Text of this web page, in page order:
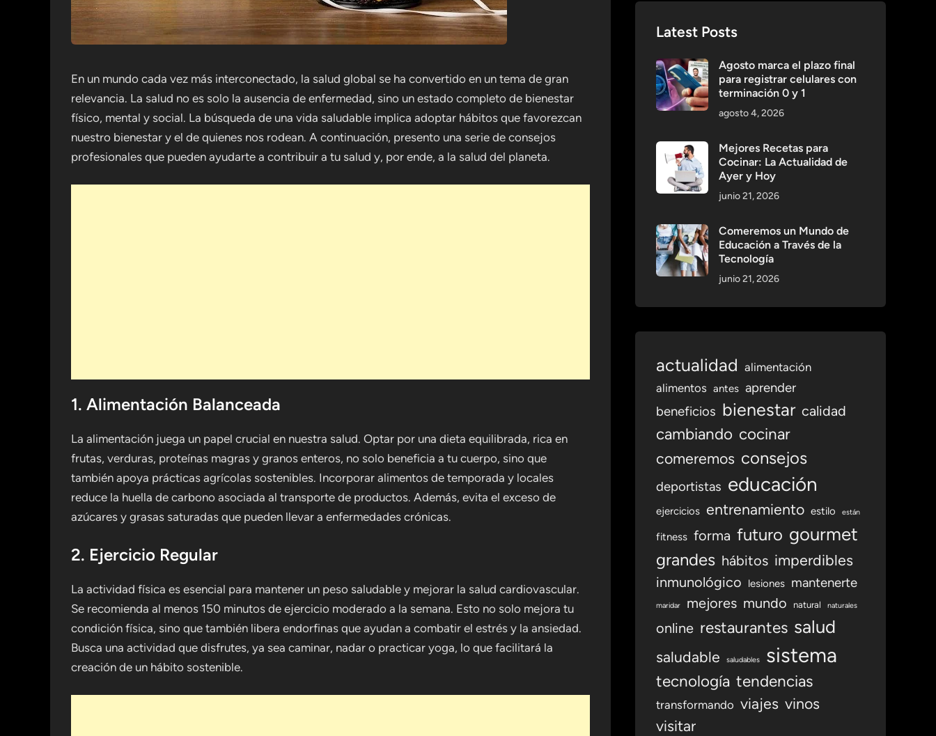
En un mundo cada vez más interconectado, la salud global se ha convertido en un tema de gran
relevancia. La salud no es solo la ausencia de enfermedad, sino un estado completo de bienestar
físico, mental y social. La búsqueda de una vida saludable implica adoptar hábitos que favorezcan
nuestro bienestar y el de quienes nos rodean. A continuación, presento una serie de consejos
profesionales que pueden ayudarte a contribuir a tu salud y, por ende, a la salud del planeta.
1. Alimentación Balanceada
La alimentación juega un papel crucial en nuestra salud. Optar por una dieta equilibrada, rica en
frutas, verduras, proteínas magras y granos enteros, no solo beneficia a tu cuerpo, sino que
también apoya prácticas agrícolas sostenibles. Incorporar alimentos de temporada y locales
reduce la huella de carbono asociada al transporte de productos. Además, evita el exceso de
azúcares y grasas saturadas que pueden llevar a enfermedades crónicas.
2. Ejercicio Regular
La actividad física es esencial para mantener un peso saludable y mejorar la salud cardiovascular.
Se recomienda al menos 150 minutos de ejercicio moderado a la semana. Esto no solo mejora tu
condición física, sino que también libera endorfinas que ayudan a combatir el estrés y la ansiedad.
Busca una actividad que disfrutes, ya sea caminar, nadar o practicar yoga, lo que facilitará la
creación de un hábito sostenible.
Latest Posts
Agosto marca el plazo final
para registrar celulares con
terminación 0 y 1
agosto 4, 2026
Mejores Recetas para
Cocinar: La Actualidad de
Ayer y Hoy
junio 21, 2026
Comeremos un Mundo de
Educación a Través de la
Tecnología
junio 21, 2026
actualidad alimentación
alimentos antes aprender
beneficios bienestar calidad
cambiando cocinar
comeremos consejos
deportistas educación
ejercicios entrenamiento estilo están
fitness forma futuro gourmet
grandes hábitos imperdibles
inmunológico lesiones mantenerte
maridar mejores mundo natural naturales
online restaurantes salud
saludable saludables sistema
tecnología tendencias
transformando viajes vinos
visitar